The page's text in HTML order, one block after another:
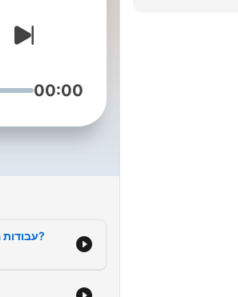
00:00
עבודות התשתית תקועות בפקק: למה כבישי גוש דן נראים כמו אתר בנייה?